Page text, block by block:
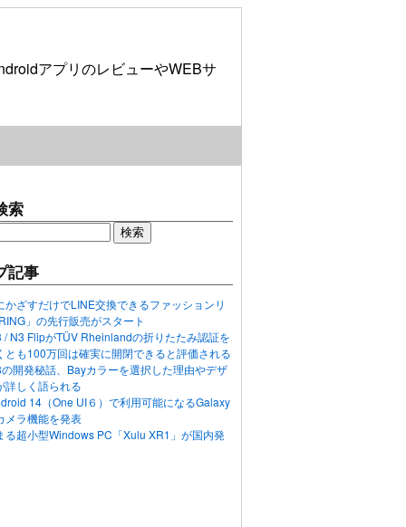
アプリのレビューやWEBサ
索
記事
かざすだけでLINE交換できるファッションリ
」の先行販売がスタート
/ N3 FlipがTÜV Rheinlandの折りたたみ認証を
とも100万回は確実に開閉できると評価される
開発秘話、Bayカラーを選択した理由やデザ
詳しく語られる
14（One UI６）で利用可能になるGalaxy
メラ機能を発表
る超小型Windows PC「Xulu XR1」が国内発